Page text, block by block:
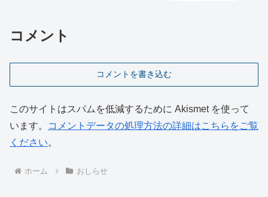
コメント
コメントを書き込む
このサイトはスパムを低減するために Akismet を使って
います。
コメントデータの処理方法の詳細はこちらをご覧
ください。
ホーム おしらせ